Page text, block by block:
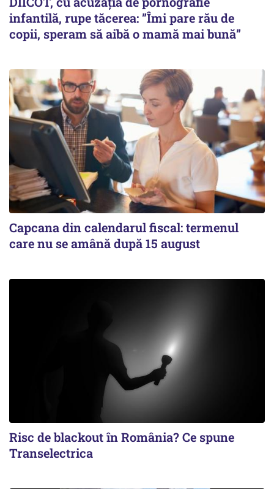
infantilă, rupe tăcerea: ”Îmi pare rău de
copii, speram să aibă o mamă mai bună”
Capcana din calendarul fiscal: termenul
care nu se amână după 15 august
Risc de blackout în România? Ce spune
Transelectrica